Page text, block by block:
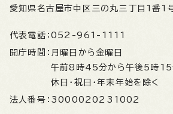
愛知県名古屋市中区三の丸三丁目1番1
代表電話： 052-961-1111
開庁時間： 月曜日から金曜日
午前8時45分から午後5時15
休日・祝日・年末年始を除く
法人番号： 3000020231002